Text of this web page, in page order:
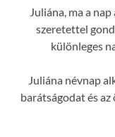
Juliána, ma a
szeretettel
különleges
Juliána névnap
barátságodat és